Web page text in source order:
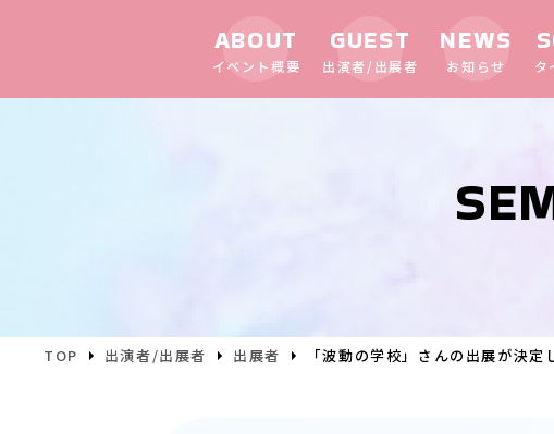
ABOUT
イベント概要
GUEST
出演者/出展者
NEWS
お知らせ タ
TOP 出演者/出展者 出展者 「波動の学校」さんの出展が決定